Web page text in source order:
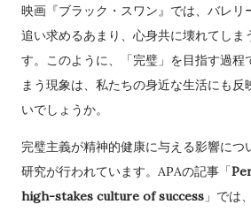
映画『ブラック・スワン』では、バレリ
追い求めるあまり、心身共に壊れてしま
す。このように、「完璧」を目指す過程
まう現象は、私たちの身近な生活にも反
いでしょうか。
完璧主義が精神的健康に与える影響につ
研究が行われています。APAの記事「
high-stakes culture of success 」では